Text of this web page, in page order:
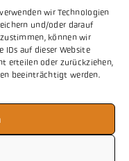
wir Technologien
und/oder darauf
können wir
IDs auf dieser Website
erteilen oder zurückziehen,
beeinträchtigt werden.
e.V.